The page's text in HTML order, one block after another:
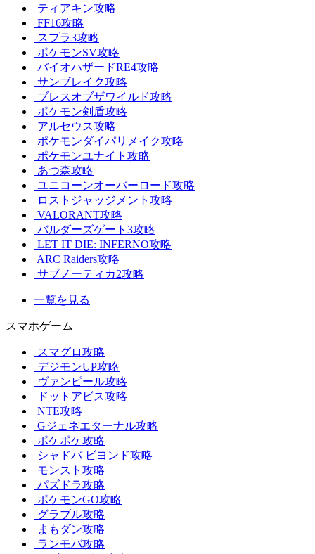
ティアキン攻略
FF16攻略
スプラ3攻略
ポケモンSV攻略
バイオハザードRE4攻略
サンブレイク攻略
ブレスオブザワイルド攻略
ポケモン剣盾攻略
アルセウス攻略
ポケモンダイパリメイク攻略
ポケモンユナイト攻略
あつ森攻略
ユニコーンオーバーロード攻略
ロストジャッジメント攻略
VALORANT攻略
バルダーズゲート3攻略
LET IT DIE: INFERNO攻略
ARC Raiders攻略
サブノーティカ2攻略
一覧を見る
スマホゲーム
スマグロ攻略
デジモンUP攻略
ヴァンピール攻略
ドットアビス攻略
NTE攻略
Gジェネエターナル攻略
ポケポケ攻略
シャドバ ビヨンド攻略
モンスト攻略
パズドラ攻略
ポケモンGO攻略
グラブル攻略
まもダン攻略
ランモバ攻略